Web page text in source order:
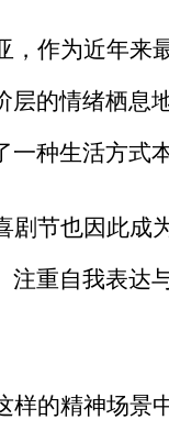
，作为近年来
层的情绪栖息
一种生活方式本
剧节也因此成
注重自我表达
样的精神场景